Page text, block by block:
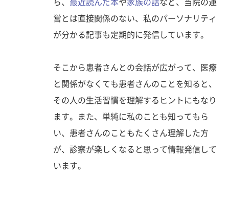
ら、 最近読んだ本や家族の話など、当院の運
営とは直接関係のない、私のパーソナリティ
が分かる記事も定期的に発信しています。
そこから患者さんとの会話が広がって、医療
と関係がなくても患者さんのことを知ると、
その人の生活習慣を理解するヒントにもなり
ます。また、単純に私のことも知ってもら
い、患者さんのこともたくさん理解した方
が、診察が楽しくなると思って情報発信して
います。